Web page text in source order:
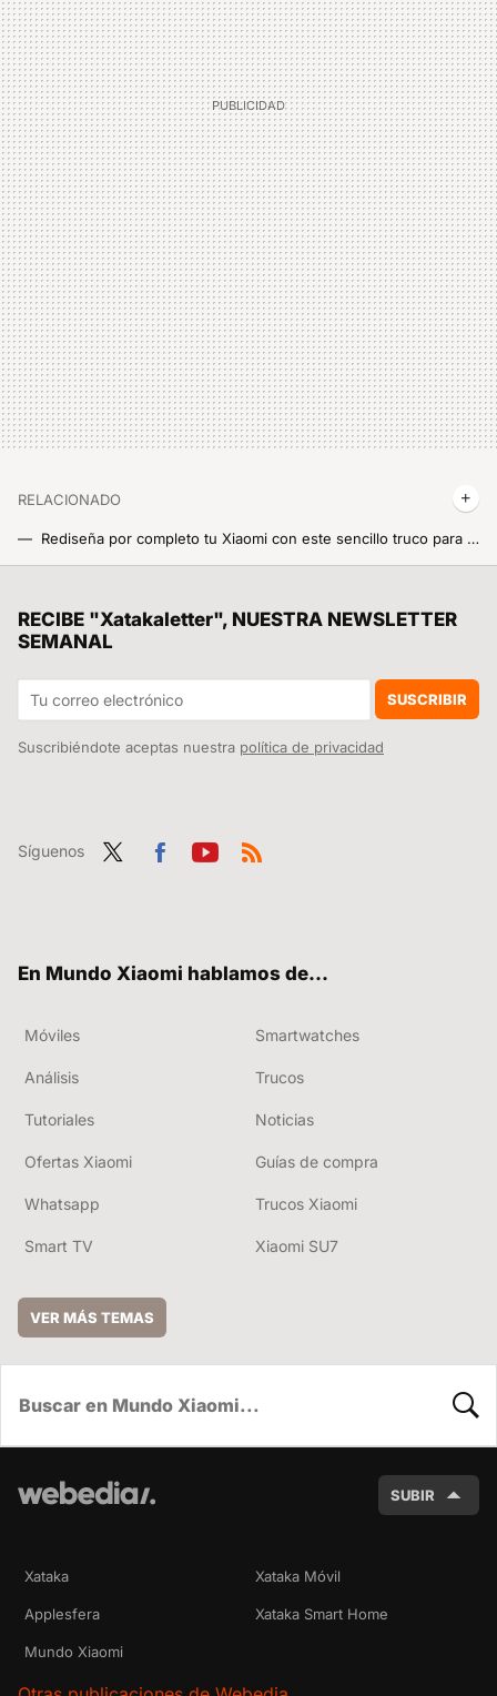
RELACIONADO
Rediseña por completo tu Xiaomi con este sencillo truco para cambiar la fuente o tipo de letra de MIUI o HyperOS
6 funciones ocultas en HyperOS que deberías conocer si aún no las usas
RECIBE "Xatakaletter", NUESTRA NEWSLETTER
SEMANAL
SUSCRIBIR
Suscribiéndote aceptas nuestra política de privacidad
Síguenos
En Mundo Xiaomi hablamos de...
Móviles Smartwatches
Análisis Trucos
Tutoriales Noticias
Ofertas Xiaomi Guías de compra
Whatsapp Trucos Xiaomi
Smart TV Xiaomi SU7
VER MÁS TEMAS
SUBIR
Xataka Xataka Móvil
Applesfera Xataka Smart Home
Mundo Xiaomi